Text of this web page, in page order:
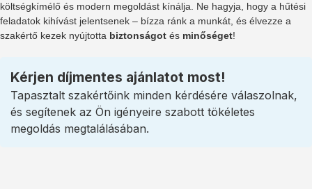
költségkímélő és modern megoldást kínálja. Ne hagyja, hogy a hűtési
feladatok kihívást jelentsenek – bízza ránk a munkát, és élvezze a
szakértő kezek nyújtotta biztonságot és minőséget!
Kérjen díjmentes ajánlatot most!
Tapasztalt szakértőink minden kérdésére válaszolnak,
és segítenek az Ön igényeire szabott tökéletes
megoldás megtalálásában.